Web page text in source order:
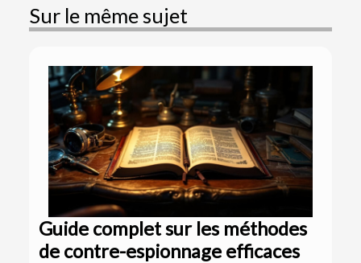
Sur le même sujet
Guide complet sur les méthodes
de contre-espionnage efficaces